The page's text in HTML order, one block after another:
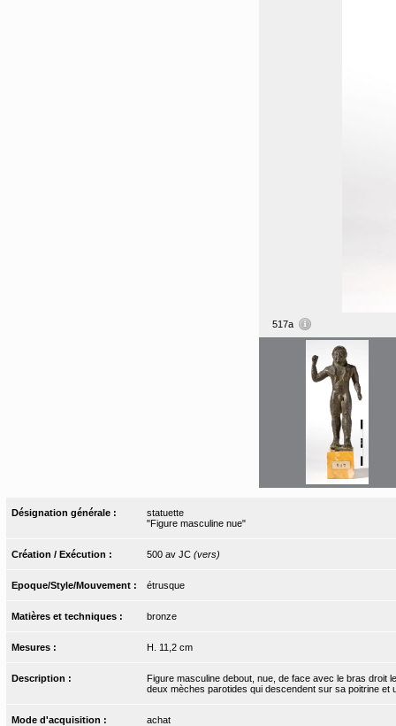
517a
Désignation générale :
statuette
"Figure masculine nue"
Création / Exécution : 500 av JC (vers)
Epoque/Style/Mouvement : étrusque
Matières et techniques : bronze
Mesures : H. 11,2 cm
Description :
Figure masculine debout, nue, de face avec le bras droit
deux mèches parotides qui descendent sur sa poitrine et
Mode d'acquisition : achat